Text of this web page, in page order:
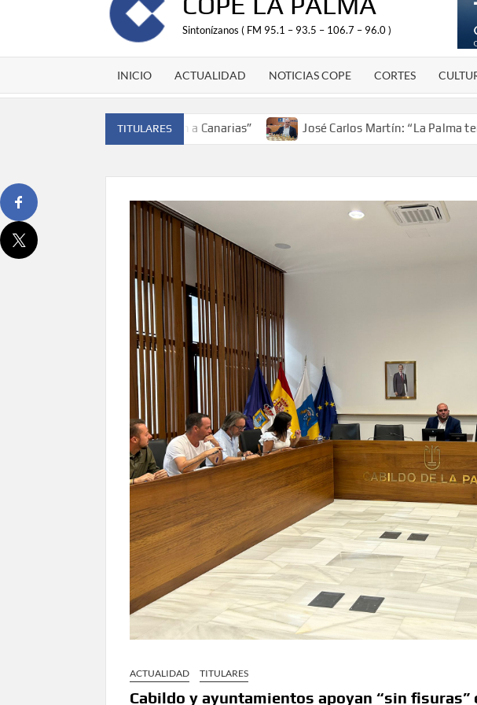
Sintonízanos ( FM 95.1 – 93.5 – 106.7 – 96.0 )
INICIO ACTUALIDAD NOTICIAS COPE CORTES
TITULARES
y traer el cinturón a Canarias” José Carlos Martín: “La Palma tendrá
ACTUALIDAD TITULARES
Cabildo y ayuntamientos apoyan “sin fisuras”